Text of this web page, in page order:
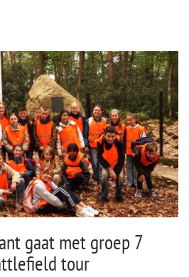
gaat met groep 7
tour